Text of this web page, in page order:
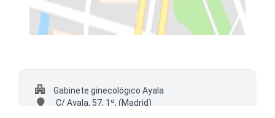
Gabinete ginecológico Ayala
C/ Ayala, 57, 1º, (Madrid)